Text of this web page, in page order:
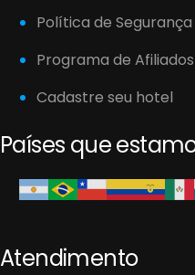
Política de
Programa de Afiliados
Cadastre seu hotel
Países que
Atendimento